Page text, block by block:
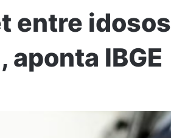
entre idosos
aponta IBGE